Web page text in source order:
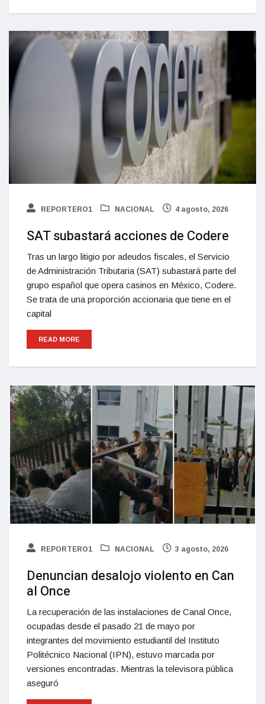
REPORTERO1 NACIONAL 4 agosto, 2026
SAT subastará acciones de Codere
Tras un largo litigio por adeudos fiscales, el Servicio
de Administración Tributaria (SAT) subastará parte del
grupo español que opera casinos en México, Codere.
Se trata de una proporción accionaria que tiene en el
capital
READ MORE
REPORTERO1 NACIONAL 3 agosto, 2026
Denuncian desalojo violento en Can
al Once
La recuperación de las instalaciones de Canal Once,
ocupadas desde el pasado 21 de mayo por
integrantes del movimiento estudiantil del Instituto
Politécnico Nacional (IPN), estuvo marcada por
versiones encontradas. Mientras la televisora pública
aseguró